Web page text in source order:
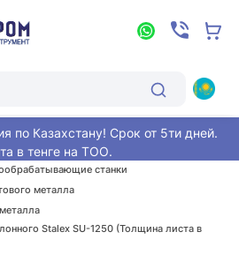
по Казахстану! Срок от 5ти дней.
в тенге на ТОО.
станки
металла
Stalex SU-1250 (Толщина листа в